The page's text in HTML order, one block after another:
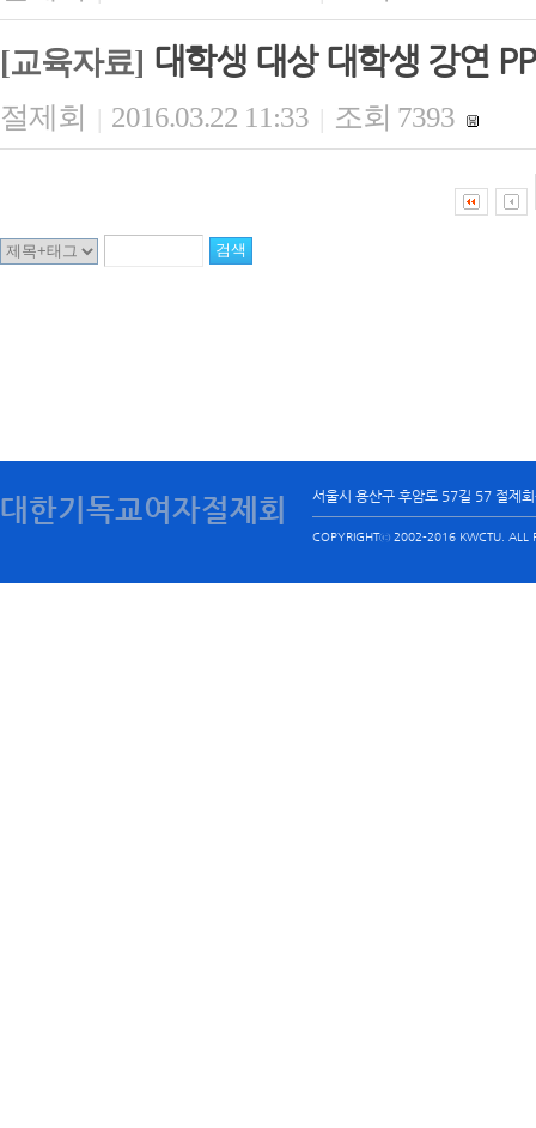
[교육자료] 대학생 대상 대학생 강연
절제회 | 2016.03.22 11:33 | 조회 7393
대한기독교여자절제회 서울시 용산구 후암로 57길 57 절제
COPYRIGHTⓒ 2002-2016 KWCTU. ALL